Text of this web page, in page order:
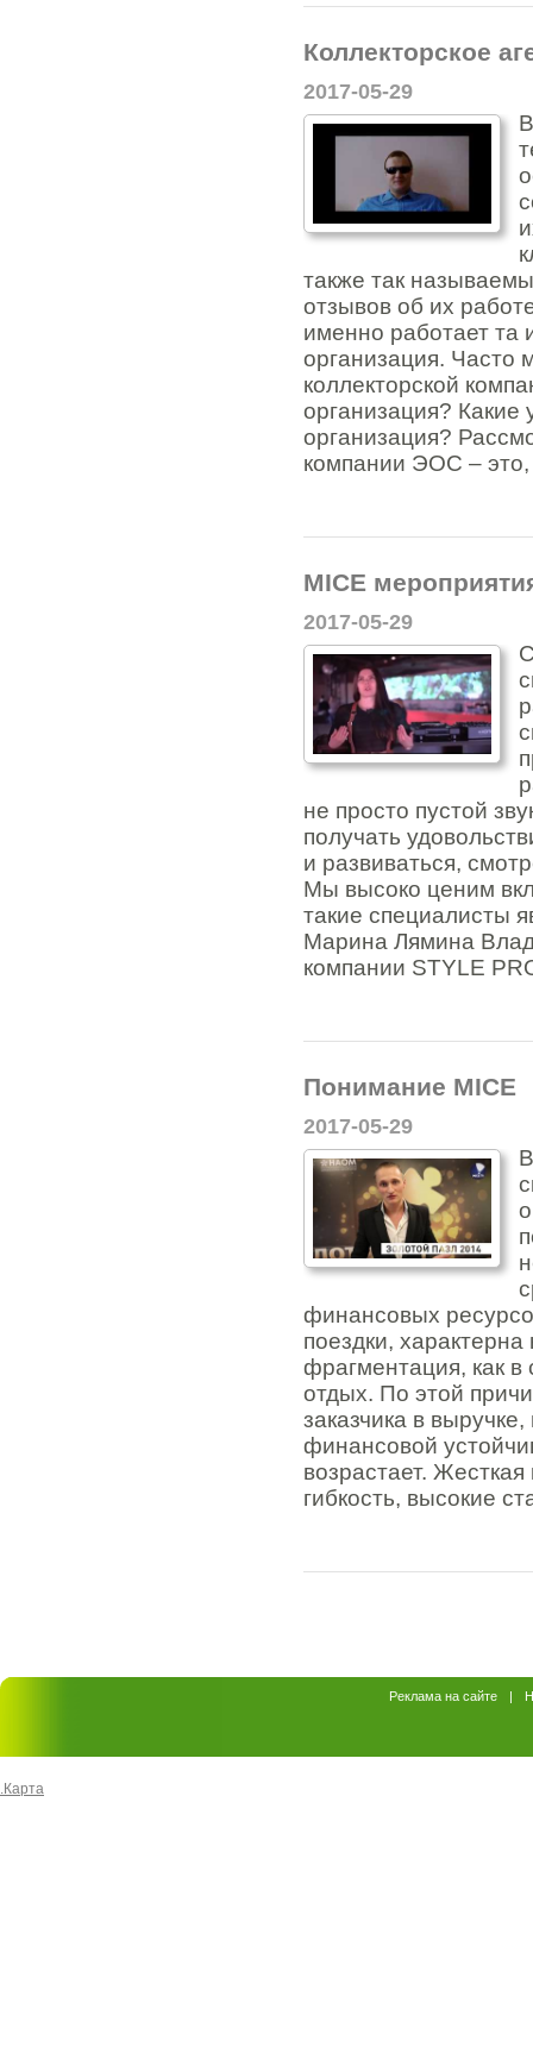
Коллекторское
2017-05-29
также так
отзывов об их
именно работает та
организация. Часто
коллекторской
организация?
организация?
компании ЭОС – это,
MICE
2017-05-29
не просто пустой
получать
и развиваться,
Мы высоко ценим
такие специалисты
Марина Лямина
компании STYLE
Понимание MICE
2017-05-29
финансовых
поездки,
фрагментация, как в
отдых. По этой
заказчика в
финансовой
возрастает. Жесткая
гибкость, высокие
Реклама на сайте |
.Карта